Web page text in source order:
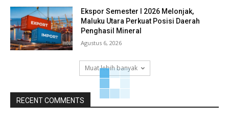
Ekspor Semester I 2026 Melonjak,
Maluku Utara Perkuat Posisi Daerah
Penghasil Mineral
Agustus 6, 2026
Muat lebih banyak
RECENT COMMENTS